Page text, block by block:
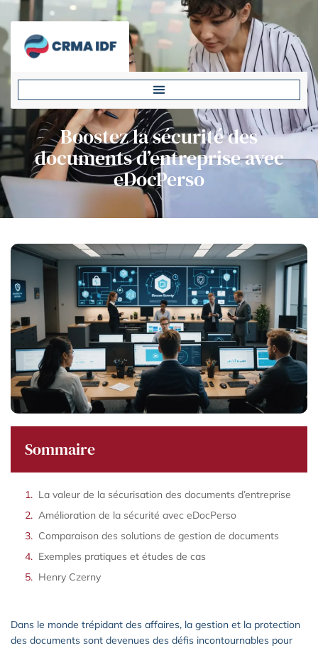
Boostez la sécurité des
documents d’entreprise avec
eDocPerso
Sommaire
La valeur de la sécurisation des documents d’entreprise
Amélioration de la sécurité avec eDocPerso
Comparaison des solutions de gestion de documents
Exemples pratiques et études de cas
Henry Czerny
Dans le monde trépidant des affaires, la gestion et la protection
des documents sont devenues des défis incontournables pour